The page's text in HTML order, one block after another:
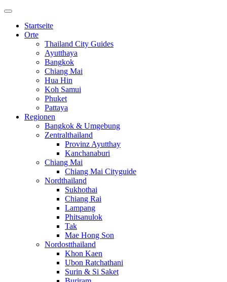
Startseite
Orte
Thailand City Guides
Ayutthaya
Bangkok
Chiang Mai
Hua Hin
Koh Samui
Phuket
Pattaya
Regionen
Bangkok & Umgebung
Zentralthailand
Provinz Ayutthay
Kanchanaburi
Chiang Mai
Chiang Mai Cityguide
Nordthailand
Sukhothai
Chiang Rai
Lampang
Phitsanulok
Tak
Mae Hong Son
Nordostthailand
Khon Kaen
Ubon Ratchathani
Surin & Si Saket